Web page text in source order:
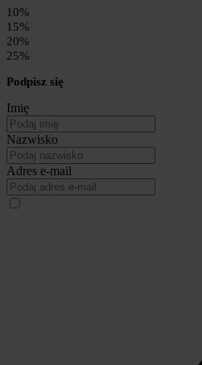
10%
15%
20%
25%
Podpisz się
Imię
Nazwisko
Adres e-mail